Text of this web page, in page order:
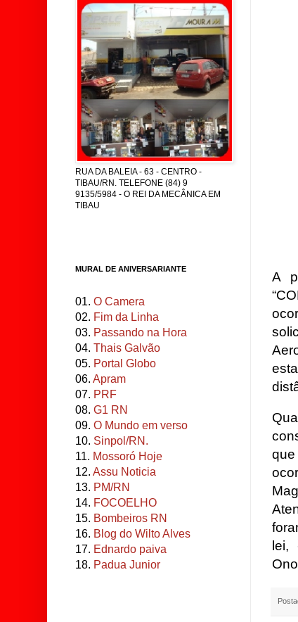
A
que
lei,
RUA DA BALEIA - 63 - CENTRO -
TIBAU/RN. TELEFONE (84) 9
9135/5984 - O REI DA MECÂNICA EM
TIBAU
MURAL DE ANIVERSARIANTE
01. O Camera
02. Fim da Linha
03. Passando na Hora
04. Thais Galvão
05. Portal Globo
06. Apram
07. PRF
08. G1 RN
09. O Mundo em verso
10. Sinpol/RN.
11. Mossoró Hoje
12. Assu Noticia
13. PM/RN
14. FOCOELHO
15. Bombeiros RN
16. Blog do Wilto Alves
17. Ednardo paiva
18. Padua Junior